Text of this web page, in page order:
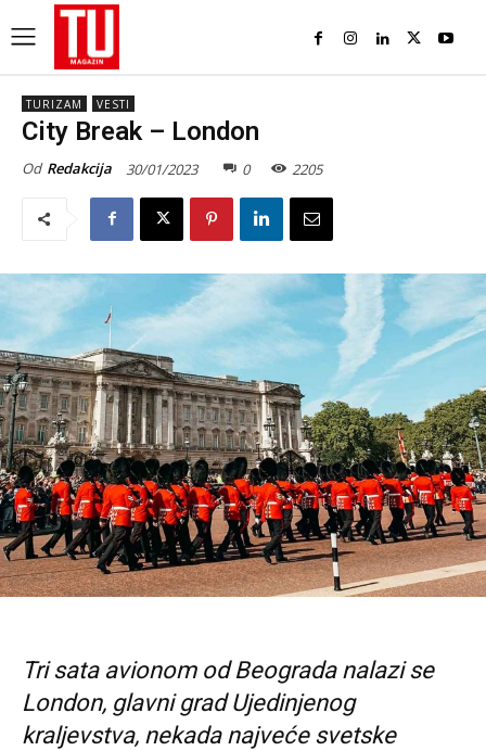
TURIZAM VESTI
City Break – London
Od Redakcija 30/01/2023 0 2205
Tri sata avionom od Beograda nalazi se
London, glavni grad Ujedinjenog
kraljevstva, nekada najveće svetske